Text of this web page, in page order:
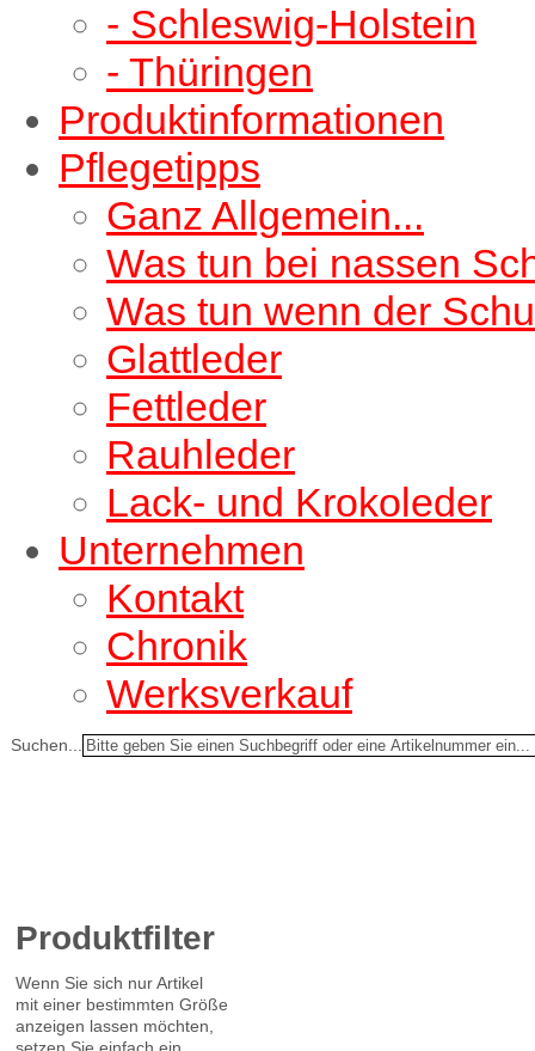
- Schleswig-Holstein
- Thüringen
Produktinformationen
Pflegetipps
Ganz Allgemein...
Was tun bei nassen
Was tun wenn der
Glattleder
Fettleder
Rauhleder
Lack- und Krokoleder
Unternehmen
Kontakt
Chronik
Werksverkauf
Suchen...
Produktfilter
Wenn Sie sich nur Artikel
mit einer bestimmten Größe
anzeigen lassen möchten,
setzen Sie einfach ein